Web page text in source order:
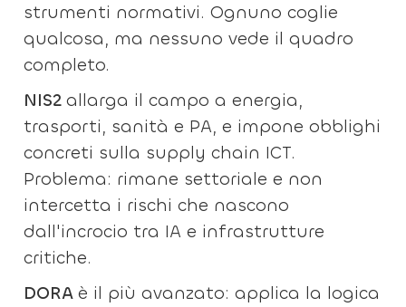
strumenti normativi. Ognuno coglie
qualcosa, ma nessuno vede il quadro
completo.
NIS2allarga il campo a energia,
trasporti, sanità e PA, e impone obblighi
concreti sulla supply chain ICT.
Problema: rimane settoriale e non
intercetta i rischi che nascono
dall'incrocio tra IA e infrastrutture
critiche.
DORAè il più avanzato: applica la logica